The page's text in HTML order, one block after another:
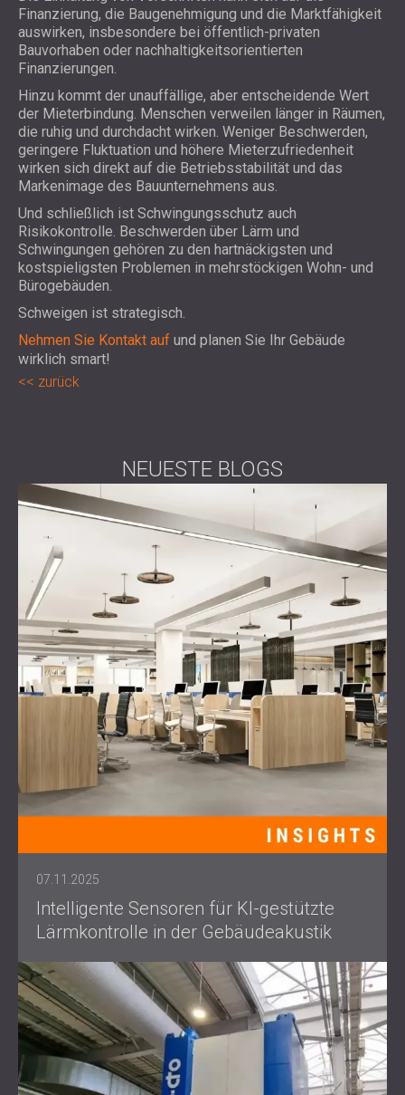
Finanzierung, die Baugenehmigung und die Marktfähigkeit
auswirken, insbesondere bei öffentlich-privaten
Bauvorhaben oder nachhaltigkeitsorientierten
Finanzierungen.
Hinzu kommt der unauffällige, aber entscheidende Wert
der Mieterbindung. Menschen verweilen länger in Räumen,
die ruhig und durchdacht wirken. Weniger Beschwerden,
geringere Fluktuation und höhere Mieterzufriedenheit
wirken sich direkt auf die Betriebsstabilität und das
Markenimage des Bauunternehmens aus.
Und schließlich ist Schwingungsschutz auch
Risikokontrolle. Beschwerden über Lärm und
Schwingungen gehören zu den hartnäckigsten und
kostspieligsten Problemen in mehrstöckigen Wohn- und
Bürogebäuden.
Schweigen ist strategisch.
Nehmen Sie Kontakt auf und planen Sie Ihr Gebäude
wirklich smart!
zurück
NEUESTE BLOGS
07.11.2025
Intelligente Sensoren für KI-gestützte
Lärmkontrolle in der Gebäudeakustik